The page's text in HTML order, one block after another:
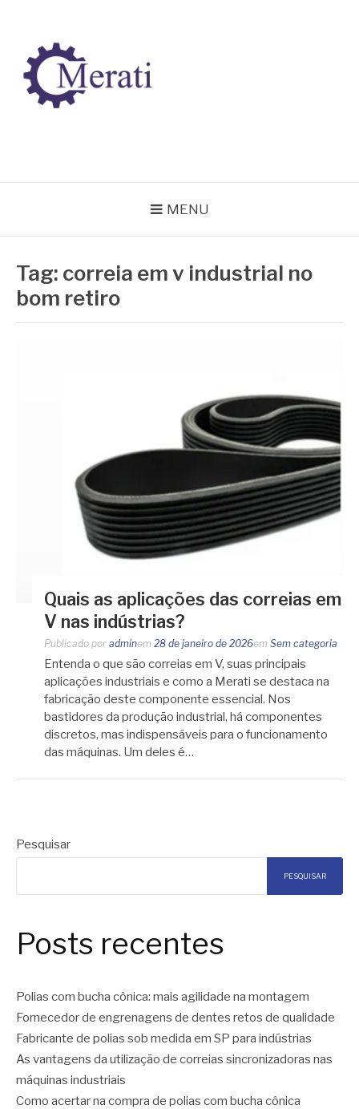
conteúdo
MENU
Tag: correia em v industrial no
bom retiro
Quais as aplicações das correias em
V nas indústrias?
Publicado por adminem 28 de janeiro de 2026em Sem categoria
Entenda o que são correias em V, suas principais
aplicações industriais e como a Merati se destaca na
fabricação deste componente essencial. Nos
bastidores da produção industrial, há componentes
discretos, mas indispensáveis para o funcionamento
das máquinas. Um deles é…
Pesquisar
PESQUISAR
Posts recentes
Polias com bucha cônica: mais agilidade na montagem
Fornecedor de engrenagens de dentes retos de qualidade
Fabricante de polias sob medida em SP para indústrias
As vantagens da utilização de correias sincronizadoras nas
máquinas industriais
Como acertar na compra de polias com bucha cônica